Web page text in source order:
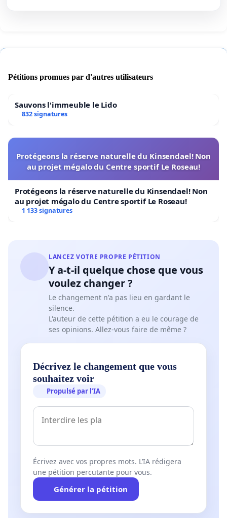
Pétitions promues par d'autres utilisateurs
Sauvons l'immeuble le Lido
832 signatures
Protégeons la réserve naturelle du Kinsendael! Non
au projet mégalo du Centre sportif Le Roseau!
Protégeons la réserve naturelle du Kinsendael! Non
au projet mégalo du Centre sportif Le Roseau!
1 133 signatures
LANCEZ VOTRE PROPRE PÉTITION
Y a-t-il quelque chose que vous
voulez changer ?
Le changement n'a pas lieu en gardant le
silence.
L'auteur de cette pétition a eu le courage de
ses opinions. Allez-vous faire de même ?
Décrivez le changement que vous
souhaitez voir
Propulsé par l’IA
Écrivez avec vos propres mots. L’IA rédigera
une pétition percutante pour vous.
Générer la pétition